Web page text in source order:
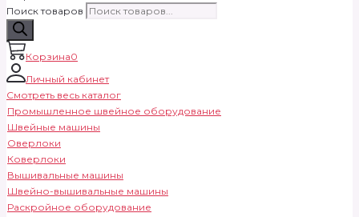
Поиск товаров
Корзина0
Личный кабинет
Смотреть весь каталог
Промышленное швейное оборудование
Швейные машины
Оверлоки
Коверлоки
Вышивальные машины
Швейно-вышивальные машины
Раскройное оборудование